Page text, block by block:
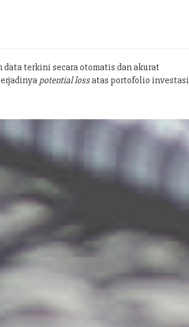
data terkini secara otomatis dan akurat
potential lossatas portofolio investasi